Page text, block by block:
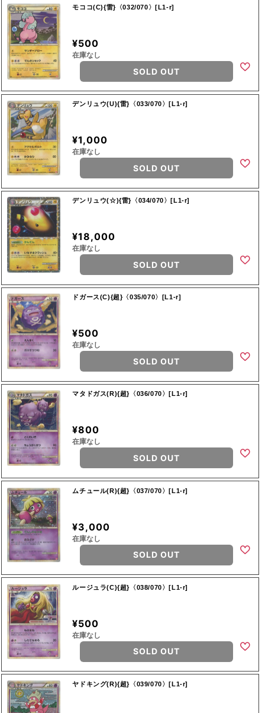
モココ(C){雷}〈032/070〉[L1-r]
¥500
在庫なし
SOLD OUT
デンリュウ(U){雷}〈033/070〉[L1-r]
¥1,000
在庫なし
SOLD OUT
デンリュウ(☆){雷}〈034/070〉[L1-r]
¥18,000
在庫なし
SOLD OUT
ドガース(C){超}〈035/070〉[L1-r]
¥500
在庫なし
SOLD OUT
マタドガス(R){超}〈036/070〉[L1-r]
¥800
在庫なし
SOLD OUT
ムチュール(R){超}〈037/070〉[L1-r]
¥3,000
在庫なし
SOLD OUT
ルージュラ(C){超}〈038/070〉[L1-r]
¥500
在庫なし
SOLD OUT
ヤドキング(R){超}〈039/070〉[L1-r]